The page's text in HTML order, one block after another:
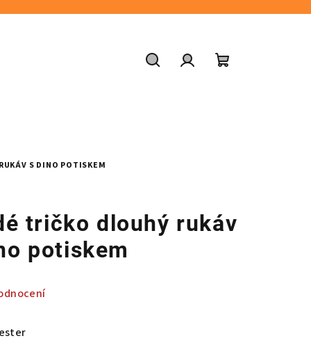
S DINO POTISKEM
tričko dlouhý rukáv
potiskem